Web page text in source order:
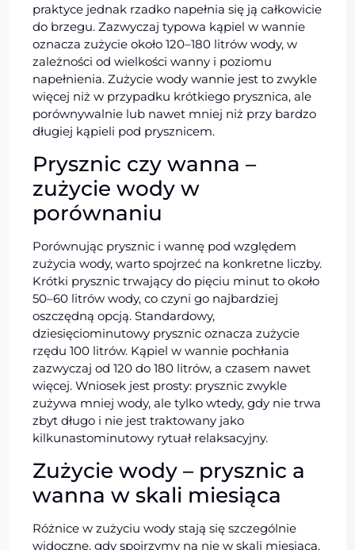
praktyce jednak rzadko napełnia się ją całkowicie
do brzegu. Zazwyczaj typowa kąpiel w wannie
oznacza zużycie około 120–180 litrów wody, w
zależności od wielkości wanny i poziomu
napełnienia. Zużycie wody wannie jest to zwykle
więcej niż w przypadku krótkiego prysznica, ale
porównywalnie lub nawet mniej niż przy bardzo
długiej kąpieli pod prysznicem.
Prysznic czy wanna –
zużycie wody w
porównaniu
Porównując prysznic i wannę pod względem
zużycia wody, warto spojrzeć na konkretne liczby.
Krótki prysznic trwający do pięciu minut to około
50–60 litrów wody, co czyni go najbardziej
oszczędną opcją. Standardowy,
dziesięciominutowy prysznic oznacza zużycie
rzędu 100 litrów. Kąpiel w wannie pochłania
zazwyczaj od 120 do 180 litrów, a czasem nawet
więcej. Wniosek jest prosty: prysznic zwykle
zużywa mniej wody, ale tylko wtedy, gdy nie trwa
zbyt długo i nie jest traktowany jako
kilkunastominutowy rytuał relaksacyjny.
Zużycie wody – prysznic a
wanna w skali miesiąca
Różnice w zużyciu wody stają się szczególnie
widoczne, gdy spojrzymy na nie w skali miesiąca.